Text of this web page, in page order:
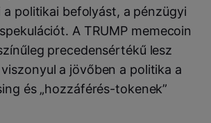
a politikai befolyást, a pénzügyi
A TRUMP memecoin
precedensértékű lesz
a jövőben a politika a
és „hozzáférés-tokenek”